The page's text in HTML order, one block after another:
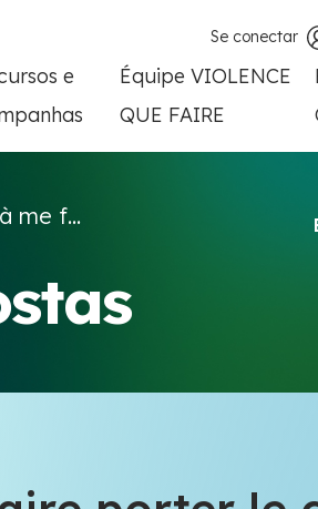
Se conectar
e
Équipe VIOLENCE
QUE FAIRE
me f...